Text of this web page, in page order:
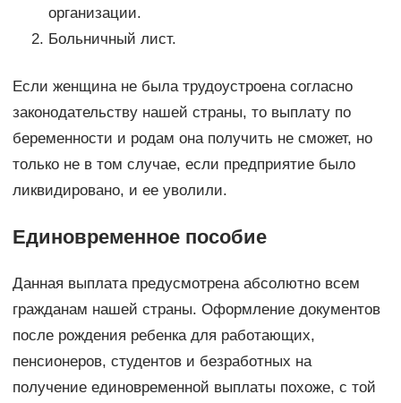
организации.
Больничный лист.
Если женщина не была трудоустроена согласно
законодательству нашей страны, то выплату по
беременности и родам она получить не сможет, но
только не в том случае, если предприятие было
ликвидировано, и ее уволили.
Единовременное пособие
Данная выплата предусмотрена абсолютно всем
гражданам нашей страны. Оформление документов
после рождения ребенка для работающих,
пенсионеров, студентов и безработных на
получение единовременной выплаты похоже, с той